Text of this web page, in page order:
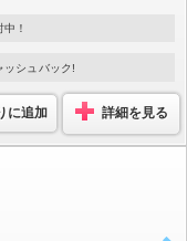
！
ッシュバック!
に追加 詳細を見る